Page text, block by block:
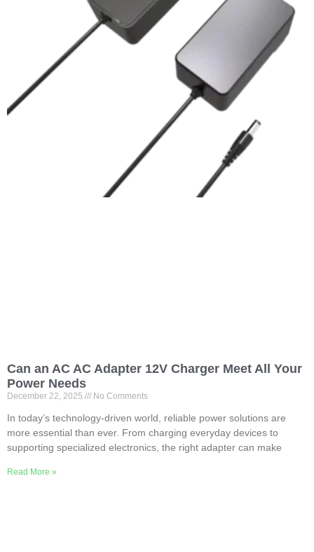
Can an AC AC Adapter 12V Charger Meet All Your
Power Needs
December 22, 2025 No Comments
In today’s technology-driven world
reliable power solutions are
more essential than ever. From charging everyday devices to
supporting specialized electronics the right adapter can make
Read More »